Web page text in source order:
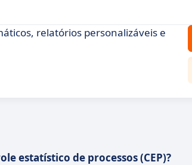
relatórios personalizáveis e
estatístico de processos (CEP)?